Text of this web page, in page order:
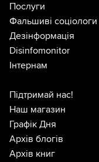
Послуги
Фальшиві соціологи
Дезінформація
Disinfomonitor
Інтернам
Підтримай нас!
Наш магазин
Графік Дня
Архів блогів
Архів книг